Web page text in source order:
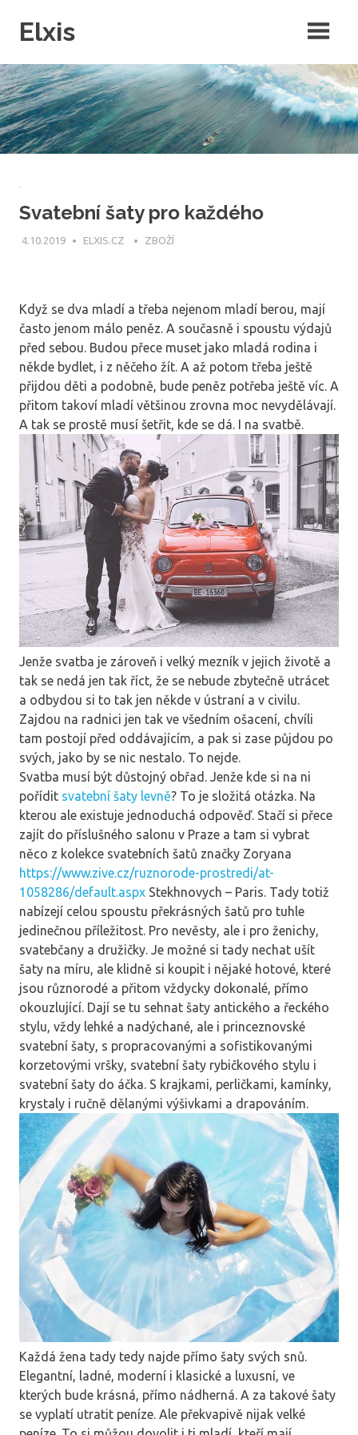
Elxis
intenretový magazín, ve kterém by byly rubriky pro každého? Přesně
to jsme pro vás udělali a navíc do něj můžete publikovat i vy!
Svatební šaty pro každého
4.10.2019 ELXIS.CZ ZBOŽÍ
Když se dva mladí a třeba nejenom mladí berou, mají
často jenom málo peněz. A současně i spoustu výdajů
před sebou. Budou přece muset jako mladá rodina i
někde bydlet, i z něčeho žít. A až potom třeba ještě
přijdou děti a podobně, bude peněz potřeba ještě víc. A
přitom takoví mladí většinou zrovna moc nevydělávají.
A tak se prostě musí šetřit, kde se dá. I na svatbě.
Jenže svatba je zároveň i velký mezník v jejich životě a
tak se nedá jen tak říct, že se nebude zbytečně utrácet
a odbydou si to tak jen někde v ústraní a v civilu.
Zajdou na radnici jen tak ve všedním ošacení, chvíli
tam postojí před oddávajícím, a pak si zase půjdou po
svých, jako by se nic nestalo. To nejde.
Svatba musí být důstojný obřad. Jenže kde si na ni
pořídit svatební šaty levně? To je složitá otázka. Na
kterou ale existuje jednoduchá odpověď. Stačí si přece
zajít do příslušného salonu v Praze a tam si vybrat
něco z kolekce svatebních šatů značky Zoryana
https://www.zive.cz/ruznorode-prostredi/at-
1058286/default.aspx Stekhnovych – Paris. Tady totiž
nabízejí celou spoustu překrásných šatů pro tuhle
jedinečnou příležitost. Pro nevěsty, ale i pro ženichy,
svatebčany a družičky. Je možné si tady nechat ušít
šaty na míru, ale klidně si koupit i nějaké hotové, které
jsou různorodé a přitom vždycky dokonalé, přímo
okouzlující. Dají se tu sehnat šaty antického a řeckého
stylu, vždy lehké a nadýchané, ale i princeznovské
svatební šaty, s propracovanými a sofistikovanými
korzetovými vršky, svatební šaty rybičkového stylu i
svatební šaty do áčka. S krajkami, perličkami, kamínky,
krystaly i ručně dělanými výšivkami a drapováním.
Každá žena tady tedy najde přímo šaty svých snů.
Elegantní, ladné, moderní i klasické a luxusní, ve
kterých bude krásná, přímo nádherná. A za takové šaty
se vyplatí utratit peníze. Ale překvapivě nijak velké